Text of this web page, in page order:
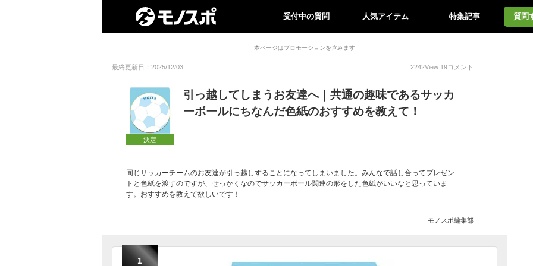
受付中の質問 人気アイテム 特集記事 質問
本ページはプロモーションを含みます
最終更新日：2025/12/03 2242View 19コメント
決定
引っ越してしまうお友達へ｜共通の趣味であるサッカ
ーボールにちなんだ色紙のおすすめを教えて！
同じサッカーチームのお友達が引っ越しすることになってしまいました。みんなで話し合ってプレゼン
トと色紙を渡すのですが、せっかくなのでサッカーボール関連の形をした色紙がいいなと思っていま
す。おすすめを教えて欲しいです！
モノスポ編集部
1